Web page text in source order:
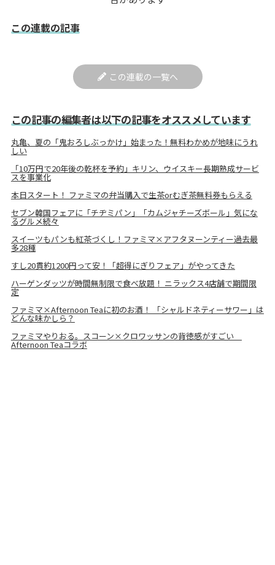
この連載の記事
この連載の一覧へ
この記事の編集者は以下の記事をオススメしています
丸亀、夏の「鬼おろしぶっかけ」始まった！無料わかめが地味にうれ
しい
「10万円で20年後の乾杯を予約」キリン、ウイスキー長期熟成サービ
スを事業化
本日スタート！ ファミマの弁当購入で生茶orむぎ茶無料券もらえる
セブン韓国フェアに「チヂミパン」「カムジャチーズボール」気にな
るグルメ続々
スイーツもパンも紅茶づくし！ファミマ×アフタヌーンティー過去最
多28種
すし20貫約1200円って安！「超得にぎりフェア」がやってきた
ハーゲンダッツが時間無制限で食べ放題！ ニラックス4店舗で期間限
定
ファミマ×Afternoon Teaに初のお酒！ 「シャルドネティーサワー」は
どんな味かしら？
ファミマやりおる。スコーン×クロワッサンの背徳感がすごい
Afternoon Teaコラボ